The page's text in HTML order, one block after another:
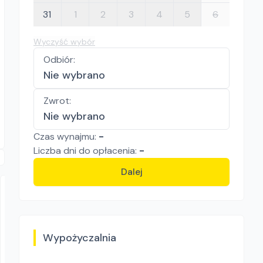
31
1 2 3 4 5 6
Wyczyść wybór
Odbiór:
Nie wybrano
Zwrot:
Nie wybrano
Czas wynajmu: -
Liczba dni do opłacenia: -
Dalej
Wypożyczalnia